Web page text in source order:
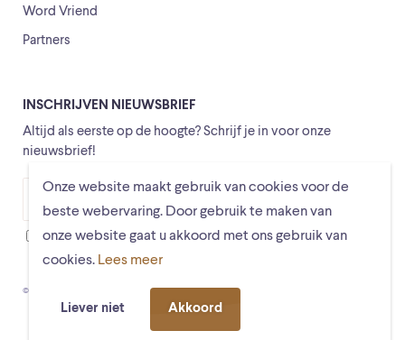
Onze website maakt gebruik van cookies voor de
beste webervaring. Door gebruik te maken van
onze website gaat u akkoord met ons gebruik van
cookies. Lees meer
Liever niet Akkoord
Word Vriend
Partners
INSCHRIJVEN NIEUWSBRIEF
Altijd als eerste op de hoogte? Schrijf je in voor onze
nieuwsbrief!
Ik ga ermee akkoord dat mijn gegevens worden opgeslagen
© Schiermonnikoogfestival 2026 Voorwaarden